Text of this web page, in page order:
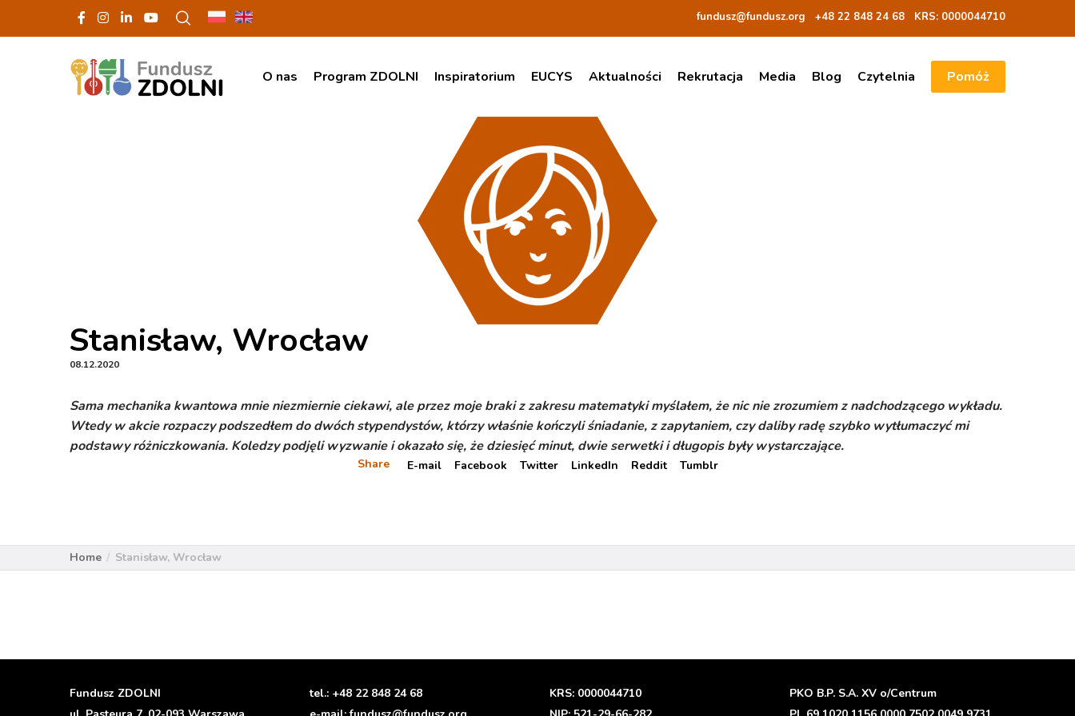
fundusz@fundusz.org +48 22 848 24 68 KRS: 0000044710
O nas Program ZDOLNI Inspiratorium EUCYS Aktualności Rekrutacja Media Blog Czytelnia Pomóż
Stanisław, Wrocław
08.12.2020
Sama mechanika kwantowa mnie niezmiernie ciekawi, ale przez moje braki z zakresu matematyki myślałem, że nic nie zrozumiem z nadchodzącego wykładu.
Wtedy w akcie rozpaczy podszedłem do dwóch stypendystów, którzy właśnie kończyli śniadanie, z zapytaniem, czy daliby radę szybko wytłumaczyć mi
podstawy różniczkowania. Koledzy podjęli wyzwanie i okazało się, że dziesięć minut, dwie serwetki i długopis były wystarczające.
Share E-mail Facebook Twitter LinkedIn Reddit Tumblr
Home Stanisław, Wrocław
Fundusz ZDOLNI
tel.: +48 22 848 24 68
KRS: 0000044710
PKO B.P. S.A. XV o/Centrum